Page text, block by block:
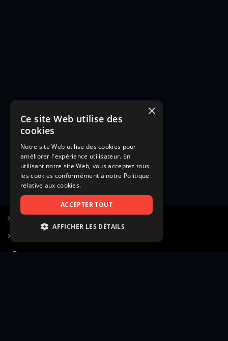
Poster une annonce
×
Ce site Web utilise des
cookies
Notre site Web utilise des cookies pour
améliorer l'expérience utilisateur. En
utilisant notre site Web, vous acceptez tous
les cookies conformément à notre Politique
relative aux cookies.
ACCEPTER TOUT
AFFICHER LES DÉTAILS